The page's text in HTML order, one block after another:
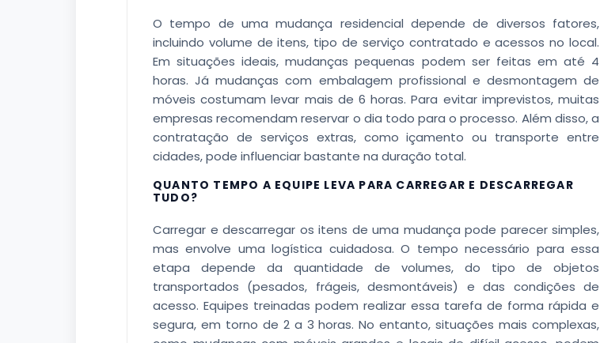
O tempo de uma mudança residencial depende de diversos fatores,
incluindo volume de itens, tipo de serviço contratado e acessos no local.
Em situações ideais, mudanças pequenas podem ser feitas em até 4
horas. Já mudanças com embalagem profissional e desmontagem de
móveis costumam levar mais de 6 horas. Para evitar imprevistos, muitas
empresas recomendam reservar o dia todo para o processo. Além disso, a
contratação de serviços extras, como içamento ou transporte entre
cidades, pode influenciar bastante na duração total.
QUANTO TEMPO A EQUIPE LEVA PARA CARREGAR E DESCARREGAR
TUDO?
Carregar e descarregar os itens de uma mudança pode parecer simples,
mas envolve uma logística cuidadosa. O tempo necessário para essa
etapa depende da quantidade de volumes, do tipo de objetos
transportados (pesados, frágeis, desmontáveis) e das condições de
acesso. Equipes treinadas podem realizar essa tarefa de forma rápida e
segura, em torno de 2 a 3 horas. No entanto, situações mais complexas,